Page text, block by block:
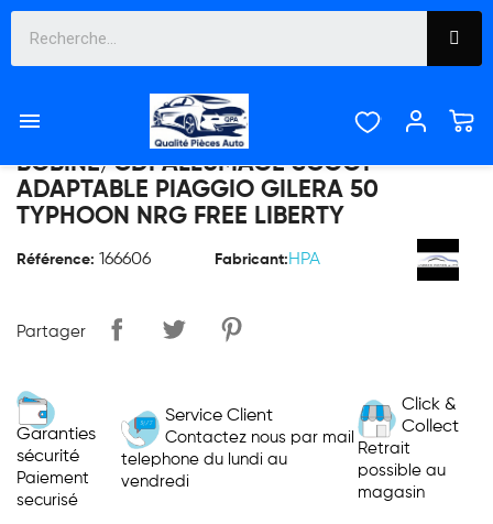

 
BOBINE/CDI ALLUMAGE SCOOT
ADAPTABLE PIAGGIO GILERA 50
TYPHOON NRG FREE LIBERTY
Référence: 166606 Fabricant: HPA
Partager
Garanties
sécurité
Paiement
securisé
Service Client
Contactez nous par mail
telephone du lundi au
vendredi
Click &
Collect
Retrait
possible au
magasin